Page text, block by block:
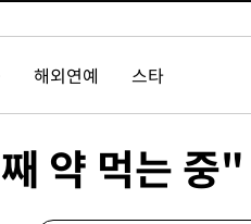
해외연예 스타
약 먹는 중"